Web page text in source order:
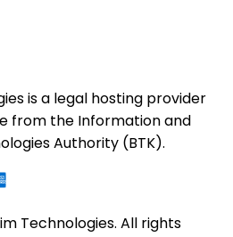
is a legal hosting provider
from the Information and
Authority (BTK).
Technologies. All rights